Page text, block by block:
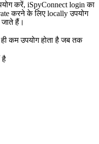
करें, iSpyConnect login का
करने के लिए locally उपयोग
हैं।
कम उपयोग होता है जब तक
है